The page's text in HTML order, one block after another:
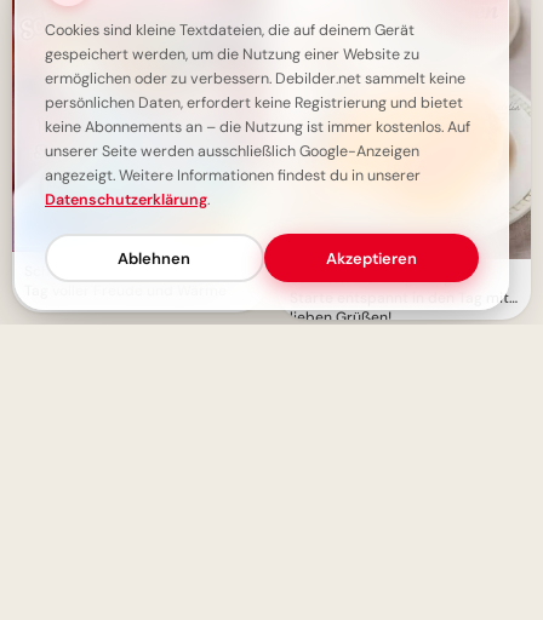
Schönen Dienstag Morgen - Ein
Schönen Dienstag Morgen:
Starte entspannt in den Tag mit
lieben Grüßen!
Cookies sind kleine Textdateien, die auf deinem Gerät
gespeichert werden, um die Nutzung einer Website zu
ermöglichen oder zu verbessern. Debilder.net sammelt keine
persönlichen Daten, erfordert keine Registrierung und bietet
keine Abonnements an – die Nutzung ist immer kostenlos. Auf
unserer Seite werden ausschließlich Google-Anzeigen
angezeigt. Weitere Informationen findest du in unserer
Datenschutzerklärung.
Ablehnen Akzeptieren